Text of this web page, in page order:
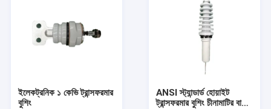
ইলেকট্রনিক ১ কেভি ট্রান্সফরমার
বুশিং
ANSI স্ট্যান্ডার্ড হোয়াইট
ট্রান্সফরমার বুশিং চীনামাটির বাসন